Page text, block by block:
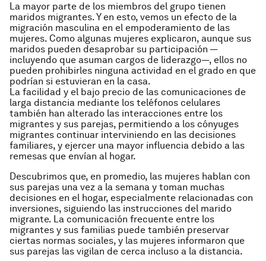
La mayor parte de los miembros del grupo tienen
maridos migrantes. Y en esto, vemos un efecto de la
migración masculina en el empoderamiento de las
mujeres. Como algunas mujeres explicaron, aunque sus
maridos pueden desaprobar su participación —
incluyendo que asuman cargos de liderazgo—, ellos no
pueden prohibirles ninguna actividad en el grado en que
podrían si estuvieran en la casa.
La facilidad y el bajo precio de las comunicaciones de
larga distancia mediante los teléfonos celulares
también han alterado las interacciones entre los
migrantes y sus parejas, permitiendo a los cónyuges
migrantes continuar interviniendo en las decisiones
familiares, y ejercer una mayor influencia debido a las
remesas que envían al hogar.
Descubrimos que, en promedio, las mujeres hablan con
sus parejas una vez a la semana y toman muchas
decisiones en el hogar, especialmente relacionadas con
inversiones, siguiendo las instrucciones del marido
migrante. La comunicación frecuente entre los
migrantes y sus familias puede también preservar
ciertas normas sociales, y las mujeres informaron que
sus parejas las vigilan de cerca incluso a la distancia.